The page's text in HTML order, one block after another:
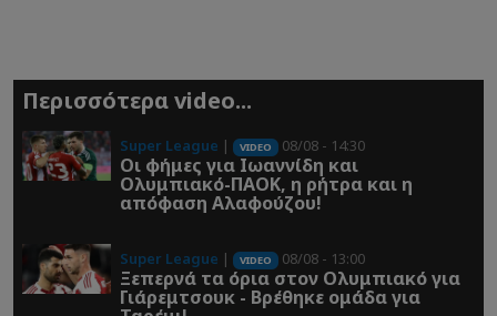
Περισσότερα video...
Super League | VIDEO 08/08 - 14:30
Οι φήμες για Ιωαννίδη και
Ολυμπιακό-ΠΑΟΚ, η ρήτρα και η
απόφαση Αλαφούζου!
Super League | VIDEO 08/08 - 13:00
Ξεπερνά τα όρια στον Ολυμπιακό για
Γιάρεμτσουκ - Βρέθηκε ομάδα για